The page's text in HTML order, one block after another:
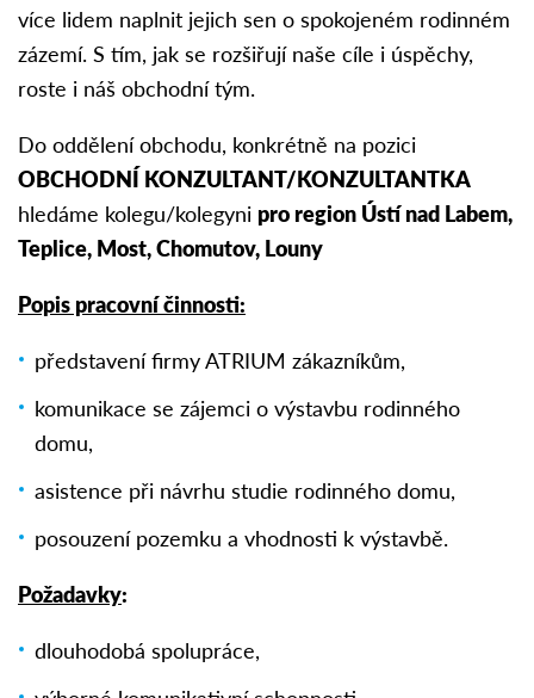
více lidem naplnit jejich sen o spokojeném rodinném
zázemí. S tím, jak se rozšiřují naše cíle i úspěchy,
roste i náš obchodní tým.
Do oddělení obchodu, konkrétně na pozici
OBCHODNÍ KONZULTANT/KONZULTANTKA
hledáme kolegu/kolegyni pro region Ústí nad Labem,
Teplice, Most, Chomutov, Louny
Popis pracovní činnosti:
představení firmy ATRIUM zákazníkům,
komunikace se zájemci o výstavbu rodinného
domu,
asistence při návrhu studie rodinného domu,
posouzení pozemku a vhodnosti k výstavbě.
Požadavky:
dlouhodobá spolupráce,